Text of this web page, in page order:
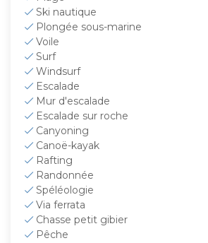
Ski nautique
Plongée sous-marine
Voile
Surf
Windsurf
Escalade
Mur d'escalade
Escalade sur roche
Canyoning
Canoë-kayak
Rafting
Randonnée
Spéléologie
Via ferrata
Chasse petit gibier
Pêche